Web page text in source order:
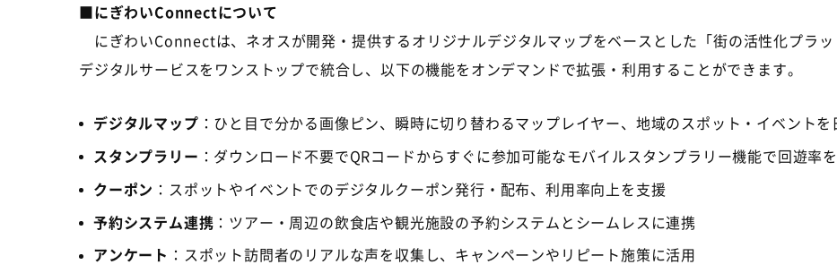
■にぎわいConnectについて
にぎわいConnectは、ネオスが開発・提供するオリジナルデジタルマップをベースとした「街の活性化プラ
デジタルサービスをワンストップで統合し、以下の機能をオンデマンドで拡張・利用することができます。
デジタルマップ ：ひと目で分かる画像ピン、瞬時に切り替わるマップレイヤー、地域のスポット・イベント
スタンプラリー ：ダウンロード不要でQRコードからすぐに参加可能なモバイルスタンプラリー機能で回遊率
クーポン ：スポットやイベントでのデジタルクーポン発行・配布、利用率向上を支援
予約システム連携 ：ツアー・周辺の飲食店や観光施設の予約システムとシームレスに連携
アンケート ：スポット訪問者のリアルな声を収集し、キャンペーンやリピート施策に活用